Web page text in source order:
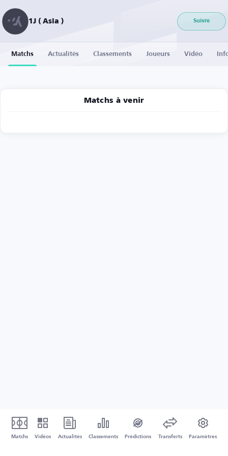
1J ( Asia ) Suivre
Matchs Actualités Classements Joueurs Vidéo
Matchs à venir
Matchs Vidéos Actualités Classements Prédictions Transferts Paramètres